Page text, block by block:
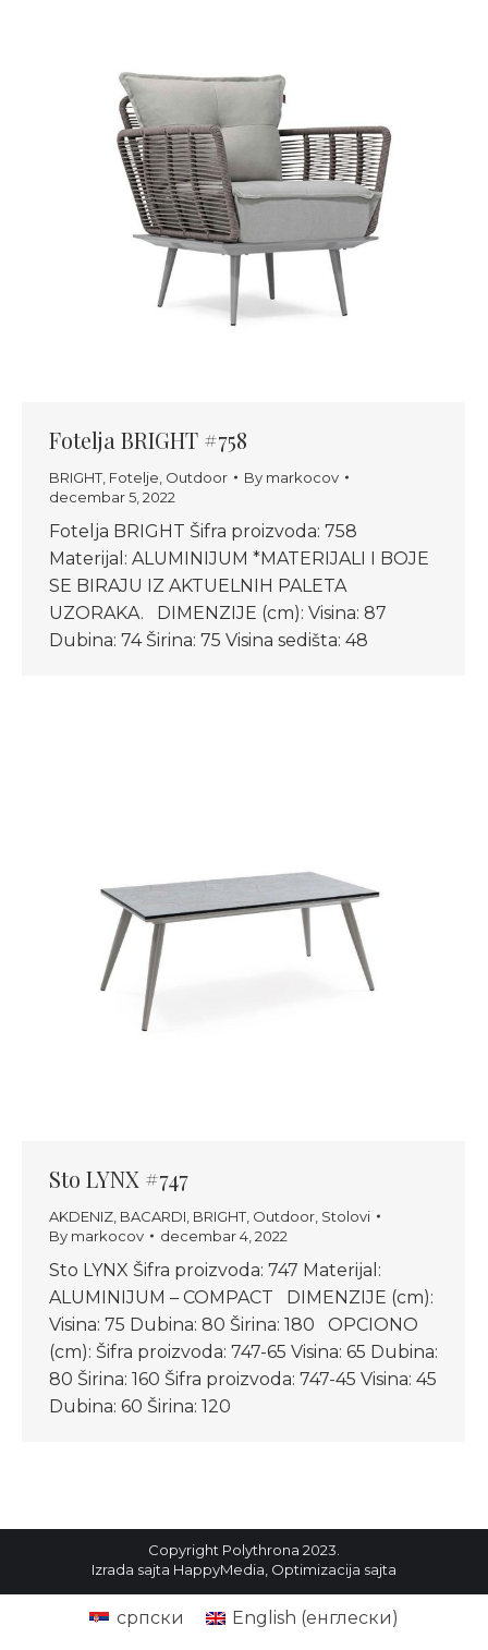
Fotelja BRIGHT #758
BRIGHT, Fotelje Outdoor By markocov
decembar 5, 2022
Fotelja BRIGHT Šifra proizvoda: 758
Materijal: ALUMINIJUM *MATERIJALI I BOJE
SE BIRAJU IZ AKTUELNIH PALETA
UZORAKA. DIMENZIJE (cm): Visina: 87
Dubina: 74 Širina: 75 Visina sedišta: 48
Sto LYNX #747
AKDENIZ BACARDI BRIGHT, Outdoor Stolovi
By markocov decembar 4, 2022
Sto LYNX Šifra proizvoda: 747 Materijal:
ALUMINIJUM – COMPACT DIMENZIJE (cm):
Visina: 75 Dubina: 80 Širina: 180 OPCIONO
(cm): Šifra proizvoda: 747-65 Visina: 65 Dubina:
80 Širina: 160 Šifra proizvoda: 747-45 Visina: 45
Dubina: 60 Širina: 120
Copyright Polythrona 2023.
Izrada sajta HappyMedia Optimizacija sajta
српски English (енглески)